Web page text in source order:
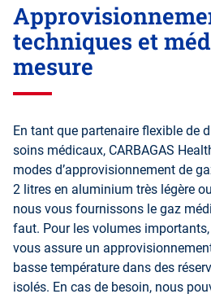
techniques et
mesure
En tant que partenaire flexible de
soins médicaux, CARBAGAS
modes d’approvisionnement de
2 litres en aluminium très légère
nous vous fournissons le gaz
faut. Pour les volumes importants,
vous assure un
basse température dans des
isolés. En cas de besoin, nous